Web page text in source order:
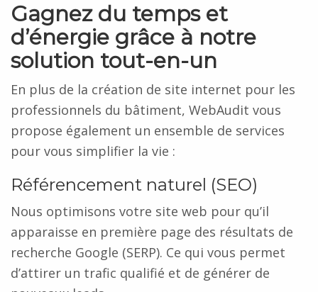
Gagnez du temps et
d’énergie grâce à notre
solution tout-en-un
En plus de la création de site internet pour les
professionnels du bâtiment, WebAudit vous
propose également un ensemble de services
pour vous simplifier la vie :
Référencement naturel (SEO)
Nous optimisons votre site web pour qu’il
apparaisse en première page des résultats de
recherche Google (SERP). Ce qui vous permet
d’attirer un trafic qualifié et de générer de